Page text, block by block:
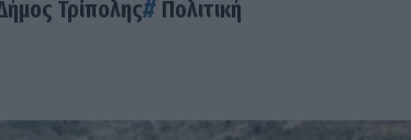
Τρίπολης Πολιτική